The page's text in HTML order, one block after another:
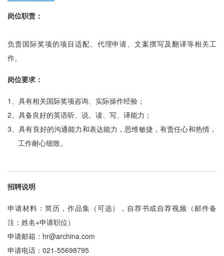
岗位职责：
负责国际奖项的项目适配、代理申请、文案撰写及翻译等相关工
作。
岗位要求：
1、 具有相关国际奖项咨询、实际操作经验；
2、 具备良好的英语听、说、读、写、译能力；
3、具有良好的沟通能力和表达能力，思维敏捷，有责任心和热情，
工作耐心细致。
招聘说明
申请材料：简历，作品集（可选），自荐书或自荐视频（邮件备
注：姓名+申请职位）
申请邮箱：hr@archina.com
申请电话：021-55698795